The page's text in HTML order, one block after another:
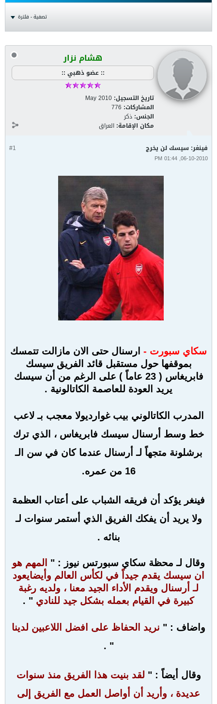
تصفية - فلترة
هشام نزار
:: عضو ذهبي ::
تاريخ التسجيل: May 2010
المشاركات: 776
الجنس: ذكر
مكان الإقامة: العراق
#1 فينغر: سيسك لن يخرج
06-10-2010, 01:44 PM
سكاي سبورت - ارسنال حتى الان مازالت تتمسك
بموقفها حول مستقبل قائد الفريق سيسك
فابريغاس ( 23 عاماً ) على الرغم من أن سيسك
يريد العودة للعاصمة الكاتالونية .
المدرب الكاتالوني بيب غوارديولا معجب بـ لاعب
خط وسط أرسنال سيسك فابريغاس ، الذي ترك
برشلونة متجهاً لـ أرسنال عندما كان في سن الـ
16 من عمره.
فينغر يؤكد أن فريقه الشباب على أعتاب العظمة
ولا يريد أن يفكك الفريق الذي أستمر سنوات لـ
بنائه .
وقال لـ محظة سكاي سبورتس نيوز : "
المهم هو
ان سيسك يقدم جيداً في لكأس العالم وأيضايعود
لـ أرسنال ويقدم الأداء الجيد معنا ، ولديه رغبة
كبيرة في القيام بعمله بشكل جيد للنادي " .
واضاف : " نريد الحفاظ على افضل اللاعبين لدينا
" .
وقال أيضاً : " لقد بنيت هذا الفريق منذ سنوات
عديدة ، وأريد أن أواصل العمل مع الفريق إلى